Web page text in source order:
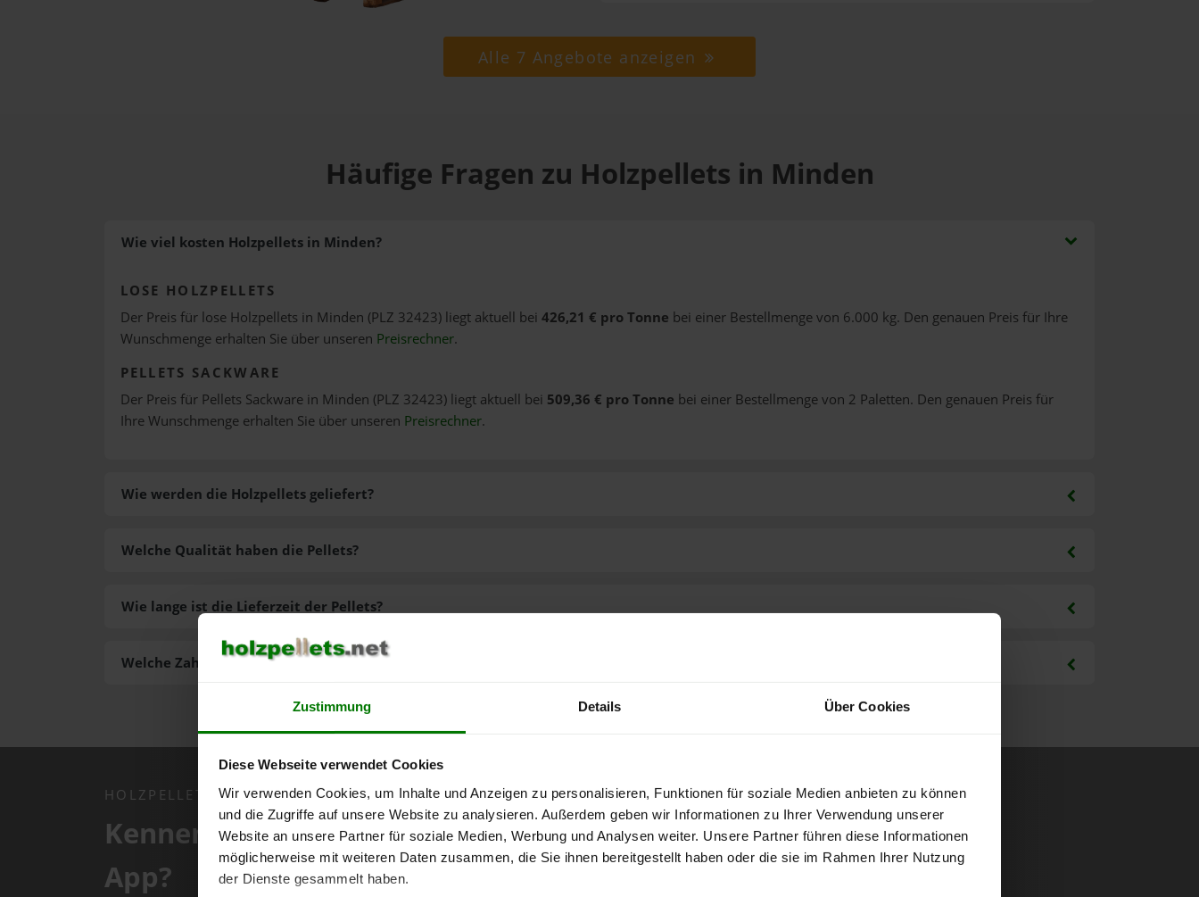
Zustimmung Details Über Cookies
Diese Webseite verwendet Cookies
Wir verwenden Cookies, um Inhalte und Anzeigen zu personalisieren, Funktionen für soziale Medien anbieten zu können
und die Zugriffe auf unsere Website zu analysieren. Außerdem geben wir Informationen zu Ihrer Verwendung unserer
Website an unsere Partner für soziale Medien, Werbung und Analysen weiter. Unsere Partner führen diese Informationen
möglicherweise mit weiteren Daten zusammen, die Sie ihnen bereitgestellt haben oder die sie im Rahmen Ihrer Nutzung
der Dienste gesammelt haben.
Alle 7 Angebote anzeigen
Häufige Fragen zu Holzpellets in Minden
Wie viel kosten Holzpellets in Minden?
LOSE HOLZPELLETS
Der Preis für lose Holzpellets in Minden (PLZ 32423) liegt aktuell bei 426,21 € pro Tonne bei einer Bestellmenge von 6.000 kg. Den genauen Preis für Ihre
Wunschmenge erhalten Sie über unseren Preisrechner.
PELLETS SACKWARE
Der Preis für Pellets Sackware in Minden (PLZ 32423) liegt aktuell bei 509,36 € pro Tonne bei einer Bestellmenge von 2 Paletten. Den genauen Preis für
Ihre Wunschmenge erhalten Sie über unseren Preisrechner.
Wie werden die Holzpellets geliefert?
Welche Zahlungsarten gibt es?
Welche Qualität haben die Pellets?
Wie lange ist die Lieferzeit der Pellets?
HOLZPELLETS.NET APP
Kennen Sie schon unsere kostenlose
App?